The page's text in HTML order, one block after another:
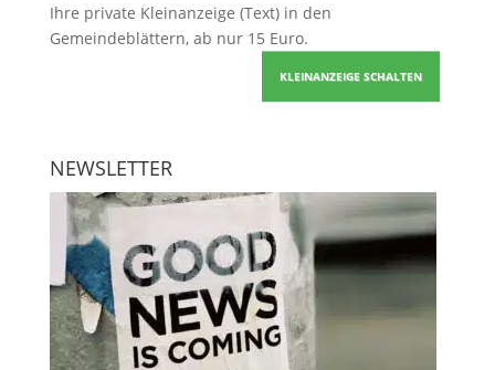
Ihre private Kleinanzeige (Text) in den
Gemeindeblättern, ab nur 15 Euro.
KLEINANZEIGE SCHALTEN
NEWSLETTER